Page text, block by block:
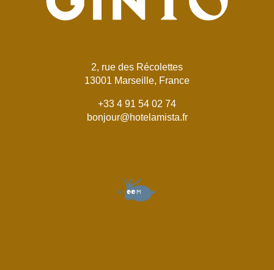
2, rue des Récolettes
13001 Marseille, France
+33 4 91 54 02 74
bonjour@hotelamista.fr